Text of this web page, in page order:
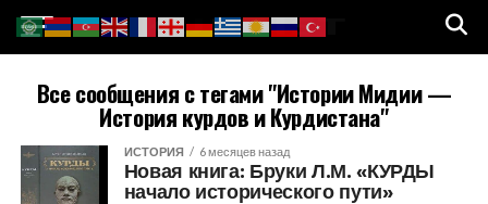
Все сообщения с тегами "Истории Мидии —
История курдов и Курдистана"
ИСТОРИЯ 6 месяцев назад
Новая книга: Бруки Л.М. «КУРДЫ
начало исторического пути»